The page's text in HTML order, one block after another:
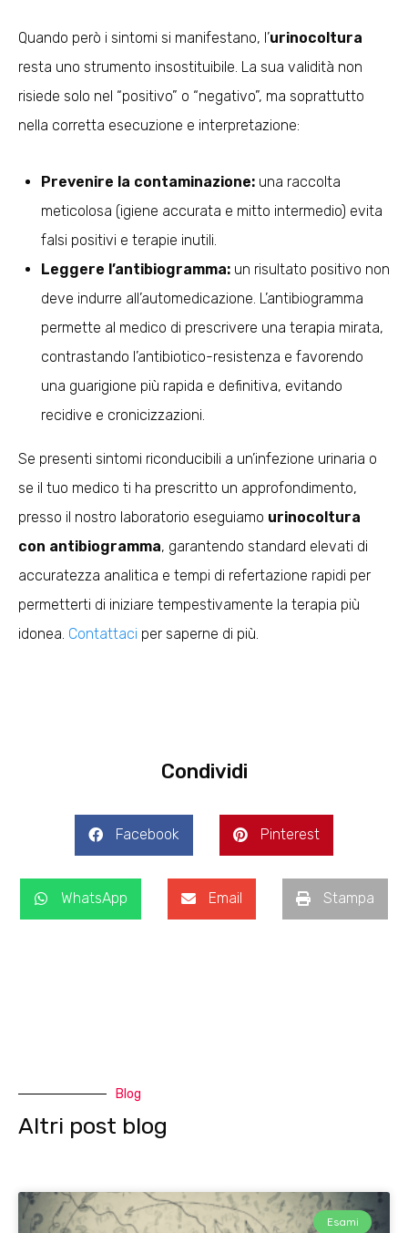
Quando però i sintomi si manifestano, l’urinocoltura
resta uno strumento insostituibile. La sua validità non
risiede solo nel “positivo” o “negativo”, ma soprattutto
nella corretta esecuzione e interpretazione:
Prevenire la contaminazione: una raccolta
meticolosa (igiene accurata e mitto intermedio) evita
falsi positivi e terapie inutili.
Leggere l’antibiogramma: un risultato positivo non
deve indurre all’automedicazione. L’antibiogramma
permette al medico di prescrivere una terapia mirata,
contrastando l’antibiotico-resistenza e favorendo
una guarigione più rapida e definitiva, evitando
recidive e cronicizzazioni.
Se presenti sintomi riconducibili a un’infezione urinaria o
se il tuo medico ti ha prescritto un approfondimento,
presso il nostro laboratorio eseguiamo urinocoltura
con antibiogramma, garantendo standard elevati di
accuratezza analitica e tempi di refertazione rapidi per
permetterti di iniziare tempestivamente la terapia più
idonea. Contattaci per saperne di più.
Condividi
Facebook Pinterest
WhatsApp Email Stampa
Blog
Altri post blog
Esami